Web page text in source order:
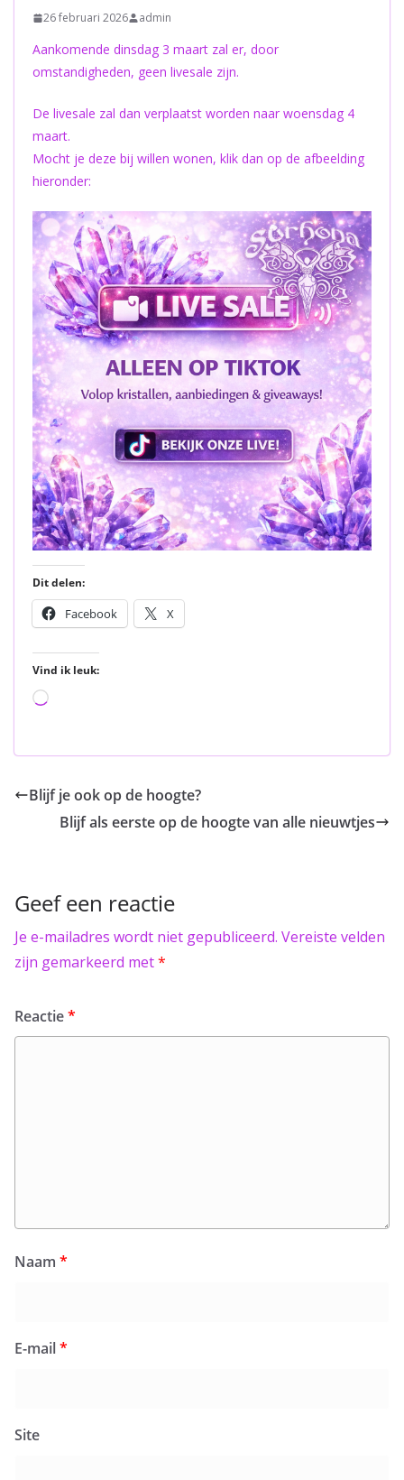
26 februari 2026 admin
Aankomende dinsdag 3 maart zal er, door
omstandigheden, geen livesale zijn.
De livesale zal dan verplaatst worden naar woensdag 4
maart.
Mocht je deze bij willen wonen, klik dan op de afbeelding
hieronder:
Dit delen:
Facebook X
Vind ik leuk:
Aan
Blijf je ook op de hoogte?
Blijf als eerste op de hoogte van alle nieuwtjes
Geef een reactie
Je e-mailadres wordt niet gepubliceerd. Vereiste velden
zijn gemarkeerd met*
Reactie*
Naam *
E-mail*
Site